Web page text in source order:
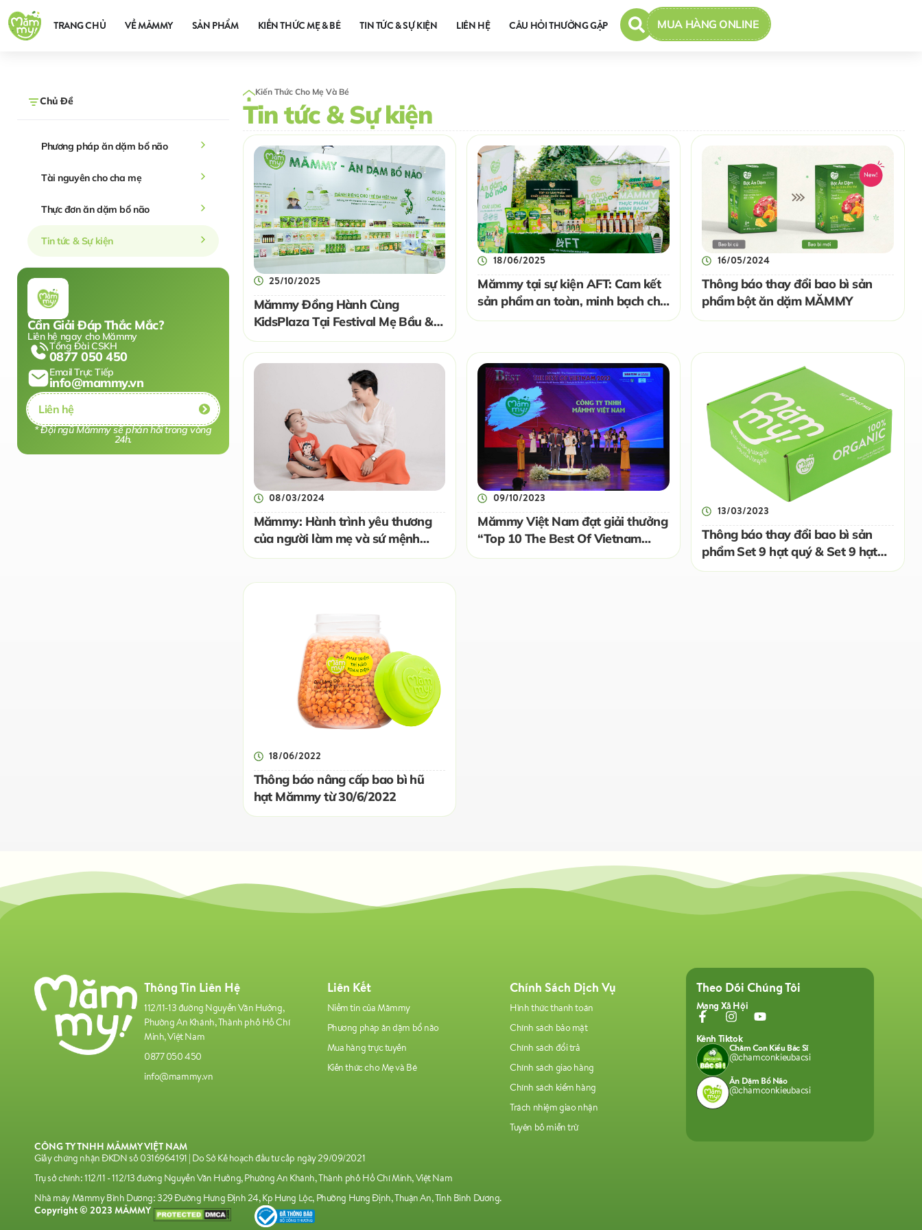
TRANG CHỦ VỀ MĂMMY SẢN PHẨM KIẾN THỨC MẸ & BÉ TIN TỨC & SỰ KIỆN LIÊN HỆ CÂU HỎI THƯỜNG GẶP MUA HÀNG ONLINE
Chủ Đề
Phương pháp ăn dặm bổ não
Tài nguyên cho cha mẹ
Thực đơn ăn dặm bổ não
Tin tức & Sự kiện
Cần Giải Đáp Thắc Mắc?
Liên hệ ngay cho Mămmy
Tổng Đài CSKH
0877 050 450
Email Trực Tiếp
info@mammy.vn
Liên hệ
* Đội ngũ Mămmy sẽ phản hồi trong vòng
24h.
Kiến Thức Cho Mẹ Và Bé
Tin tức & Sự kiện
25/10/2025
Mămmy Đồng Hành Cùng
KidsPlaza Tại Festival Mẹ Bầu &
Em Bé 2025
18/06/2025
Mămmy tại sự kiện AFT: Cam kết
sản phẩm an toàn, minh bạch cho
Mẹ & Bé
16/05/2024
Thông báo thay đổi bao bì sản
phẩm bột ăn dặm MĂMMY
08/03/2024
Mămmy: Hành trình yêu thương
của người làm mẹ và sứ mệnh
nuôi dưỡng thế hệ tương lai Việt
09/10/2023
Mămmy Việt Nam đạt giải thưởng
“Top 10 The Best Of Vietnam
2023”
13/03/2023
Thông báo thay đổi bao bì sản
phẩm Set 9 hạt quý & Set 9 hạt
mix Mămmy
18/06/2022
Thông báo nâng cấp bao bì hũ
hạt Mămmy từ 30/6/2022
Thông Tin Liên Hệ
112/11-13 đường Nguyễn Văn Hưởng,
Phường An Khánh, Thành phố Hồ Chí
Minh, Việt Nam
0877 050 450
info@mammy.vn
Liên Kết
Niềm tin của Mămmy
Phương pháp ăn dặm bổ não
Mua hàng trực tuyến
Kiến thức cho Mẹ và Bé
Chính Sách Dịch Vụ
Hình thức thanh toán
Chính sách bảo mật
Chính sách đổi trả
Chính sách giao hàng
Chính sách kiểm hàng
Trách nhiệm giao nhận
Tuyên bố miễn trừ
Theo Dõi Chúng Tôi
Mạng Xã Hội
Kênh Tiktok
Chăm Con Kiểu Bác Sĩ
@chamconkieubacsi
Ăn Dặm Bổ Não
@chamconkieubacsi
CÔNG TY TNHH MĂMMY VIỆT NAM
Giấy chứng nhận ĐKDN số 0316964191 | Do Sở Kế hoạch đầu tư cấp ngày 29/09/2021
Trụ sở chính: 112/11 - 112/13 đường Nguyễn Văn Hưởng, Phường An Khánh, Thành phố Hồ Chí Minh, Việt Nam
Nhà máy Mămmy Bình Dương: 329 Đường Hưng Định 24, Kp Hưng Lộc, Phường Hưng Định, Thuận An, Tỉnh Bình Dương.
Copyright © 2023 MĂMMY